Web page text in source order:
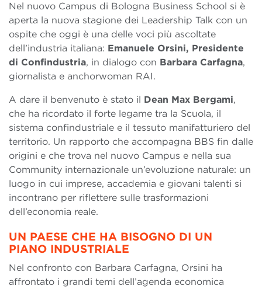
Nel nuovo Campus di Bologna Business School si è
aperta la nuova stagione dei Leadership Talk con un
ospite che oggi è una delle voci più ascoltate
dell’industria italiana: Emanuele Orsini, Presidente
di Confindustria, in dialogo con Barbara Carfagna,
giornalista e anchorwoman RAI.
A dare il benvenuto è stato il Dean Max Bergami,
che ha ricordato il forte legame tra la Scuola, il
sistema confindustriale e il tessuto manifatturiero del
territorio. Un rapporto che accompagna BBS fin dalle
origini e che trova nel nuovo Campus e nella sua
Community internazionale un’evoluzione naturale: un
luogo in cui imprese, accademia e giovani talenti si
incontrano per riflettere sulle trasformazioni
dell’economia reale.
UN PAESE CHE HA BISOGNO DI UN
PIANO INDUSTRIALE
Nel confronto con Barbara Carfagna, Orsini ha
affrontato i grandi temi dell’agenda economica